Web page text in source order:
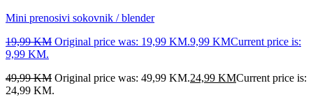
Mini prenosivi sokovnik / blender
19,99KM Original price was: 19,99 KM.9,99 KMCurrent price is:
9,99 KM.
49,99KM Original price was: 49,99 KM.24,99 KMCurrent price is:
24,99 KM.